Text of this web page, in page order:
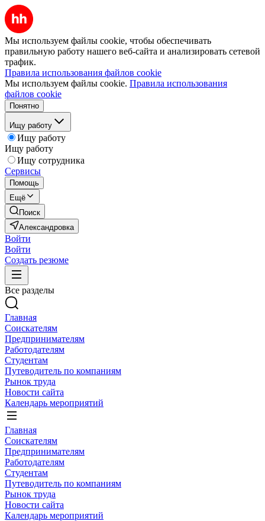
Мы используем файлы cookie, чтобы обеспечивать
правильную работу нашего веб-сайта и анализировать сетевой
трафик.
Правила использования файлов cookie
Мы используем файлы cookie. Правила использования
файлов cookie
Понятно
Ищу работу
Ищу работу
Ищу работу
Ищу сотрудника
Сервисы
Помощь
Ещё
Поиск
Александровка
Войти
Войти
Создать резюме
Все разделы
Главная
Соискателям
Предпринимателям
Работодателям
Студентам
Путеводитель по компаниям
Рынок труда
Новости сайта
Календарь мероприятий
Главная
Соискателям
Предпринимателям
Работодателям
Студентам
Путеводитель по компаниям
Рынок труда
Новости сайта
Календарь мероприятий